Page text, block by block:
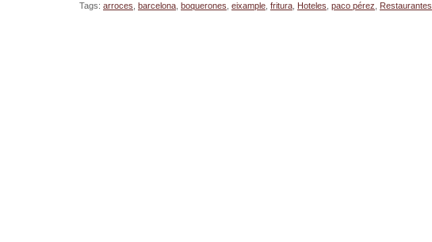
Tags: arroces barcelona boquerones eixample fritura Hoteles paco pérez Restaurantes